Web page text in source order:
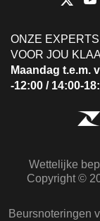
ONZE
VOOR JOU
Maandag t.e.m.
-12:00 / 14:00-
Wettelijke
Copyright ©
Beursnoteringen